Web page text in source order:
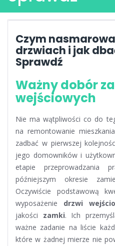
Czym
drzwiach i jak
Sprawdź
Ważny dobór
wejściowych
Nie ma wątpliwości co do
na remontowanie
zadbać w pierwszej
jego domowników i
etapie
późniejszym okresie
Oczywiście podstawową
wyposażenie drzwi
jakości zamki. Ich
ważne zadanie na liście
które w żadnej mierze nie